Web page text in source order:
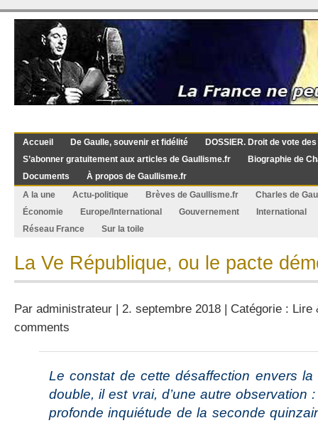
Accueil De Gaulle, souvenir et fidélité
DOSSIER. Droit de vote
S’abonner gratuitement aux articles de Gaullisme.fr
Biographie de
Documents
À propos de Gaullisme.fr
A la une
Actu-politique Brèves de Gaullisme.fr
Charles de
Économie
Europe/International Gouvernement
International
Réseau France
Sur la toile
La Ve République, ou le pacte
Par administrateur | 2. septembre 2018 | Catégorie : Lire
comments
Le constat de cette désaffection envers
double, il est vrai, d’une autre observation
profonde inquiétude de la seconde